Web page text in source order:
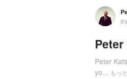
Peter
yo... もっ